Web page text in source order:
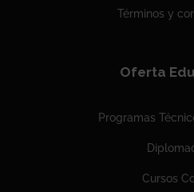
Términos y
Oferta
Programas
Cursos